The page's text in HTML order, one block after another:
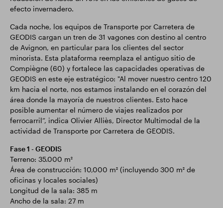
efecto invernadero.
Cada noche, los equipos de Transporte por Carretera de
GEODIS cargan un tren de 31 vagones con destino al centro
de Avignon, en particular para los clientes del sector
minorista. Esta plataforma reemplaza el antiguo sitio de
Compiègne (60) y fortalece las capacidades operativas de
GEODIS en este eje estratégico: "Al mover nuestro centro 120
km hacia el norte, nos estamos instalando en el corazón del
área donde la mayoría de nuestros clientes. Esto hace
posible aumentar el número de viajes realizados por
ferrocarril”, indica Olivier Alliès, Director Multimodal de la
actividad de Transporte por Carretera de GEODIS.
Fase 1 - GEODIS
Terreno: 35.000 m²
Área de construcción: 10,000 m² (incluyendo 300 m² de
oficinas y locales sociales)
Longitud de la sala: 385 m
Ancho de la sala: 27 m